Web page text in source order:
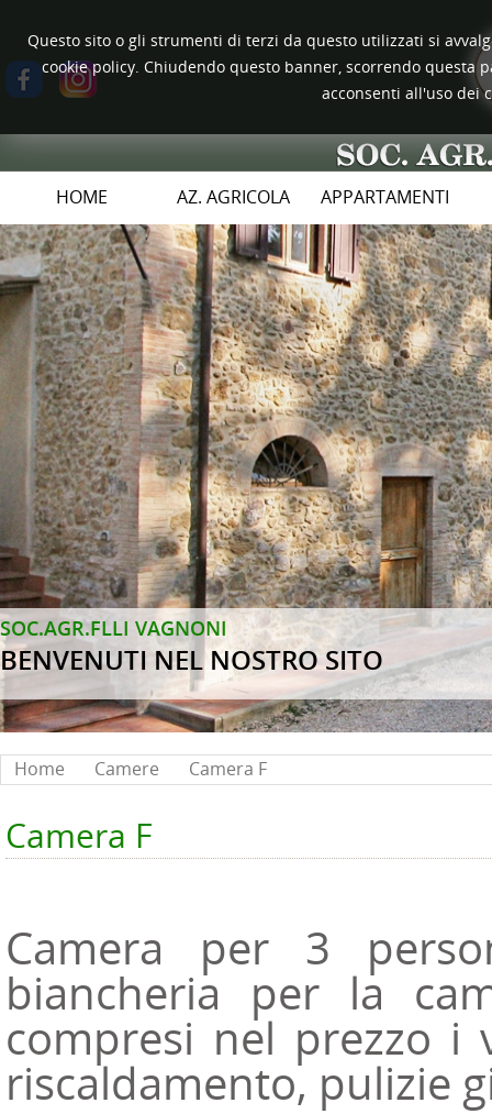
Questo sito o gli strumenti di terzi da questo utilizzati si
cookie policy. Chiudendo questo banner, scorrendo questa
acconsenti all'uso dei
HOME AZ. AGRICOLA APPARTAMENTI
SOC.AGR.FLLI VAGNONI
BENVENUTI NEL NOSTRO SITO
Home Camere Camera F
Camera F
Camera per 3
biancheria per la
compresi nel prezzo i
riscaldamento, pulizie